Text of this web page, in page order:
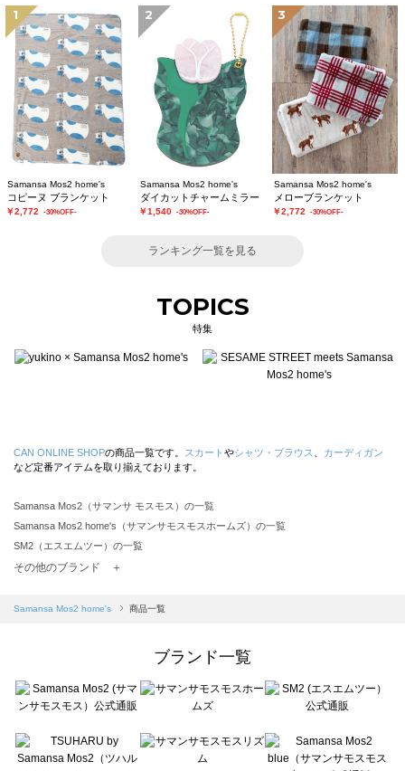
1
Samansa Mos2 home's
コピーヌ ブランケット
￥2,772 -30%OFF-
2
Samansa Mos2 home's
ダイカットチャームミラー
￥1,540 -30%OFF-
3
Samansa Mos2 home's
メローブランケット
￥2,772 -30%OFF-
ランキング一覧を見る
TOPICS
特集
CAN ONLINE SHOPの商品一覧です。 スカート やシャツ・ブラウス
カーディガン
など定番アイテムを取り揃えております。
Samansa Mos2（サマンサ モスモス）の一覧
Samansa Mos2 home's（サマンサモスモスホームズ）の一覧
SM2（エスエムツー）の一覧
TSUHARU by Samansa Mos2（ツハルバイサマンサモスモス）の一覧
Samansa Mos2 blue（サマンサモスモス ブルー）の一覧
Te chichi（テチチ）の一覧
Te chichi CLASSIC（テチチ クラシック）の一覧
Lugnoncure（ルノンキュール）の一覧
BETTY'S BLUE（べティーズブルー）の一覧
その他のブランド ＋
Samansa Mos2 home's 商品一覧
ブランド一覧